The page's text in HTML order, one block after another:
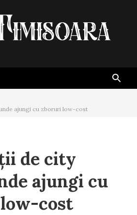
ajungi cu zboruri low-cost
de city
ajungi cu
cost